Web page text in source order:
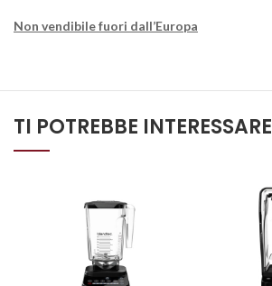
Non vendibile fuori dall’Europa
TI POTREBBE